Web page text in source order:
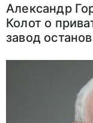
Александр
Колот о
завод